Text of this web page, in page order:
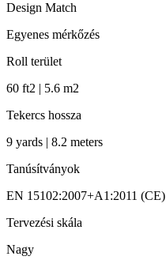
Design Match
Egyenes mérkőzés
Roll terület
60 ft2 | 5.6 m2
Tekercs hossza
9 yards | 8.2 meters
Tanúsítványok
EN 15102:2007+A1:2011 (CE)
Tervezési skála
Nagy